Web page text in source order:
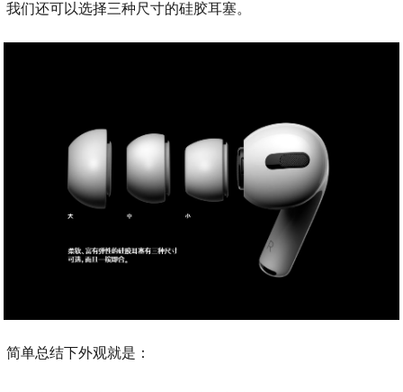
我们还可以选择三种尺寸的硅胶耳塞。
简单总结下外观就是：